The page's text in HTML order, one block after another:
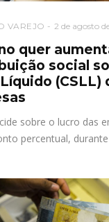
VAREJO 2 de agosto
quer
social
(CSLL)
sobre o lucro das
percentual,